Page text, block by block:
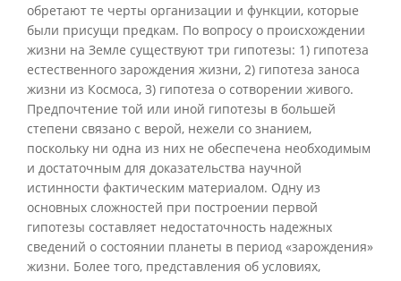
обретают те черты организации и функции, которые
были присущи предкам. По вопросу о происхождении
жизни на Земле существуют три гипотезы: 1) гипотеза
естественного зарождения жизни, 2) гипотеза заноса
жизни из Космоса, 3) гипотеза о сотворении живого.
Предпочтение той или иной гипотезы в большей
степени связано с верой, нежели со знанием,
поскольку ни одна из них не обеспечена необходимым
и достаточным для доказательства научной
истинности фактическим материалом. Одну из
основных сложностей при построении первой
гипотезы составляет недостаточность надежных
сведений о состоянии планеты в период «зарождения»
жизни. Более того, представления об условиях,